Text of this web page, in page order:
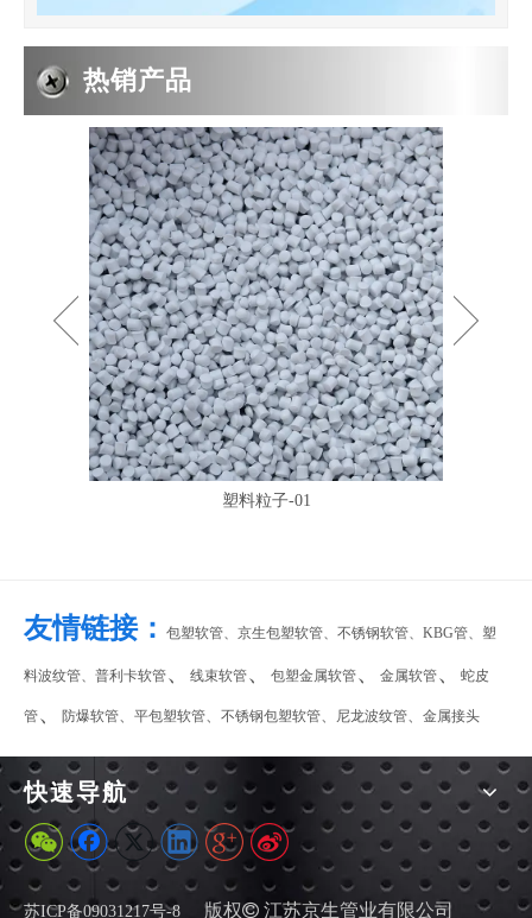
2019-05-05
PE波纹管PP软管的系数
PP波纹管 象研究梁的变形一样,我们从纯弯曲的情况着手,假设弯
2019-05-05
PE波纹管PP软管的补偿器
热销产品
塑料粒子-01
友情链接： 包塑软管、 京生包塑软管 不锈钢软管 KBG管 塑
料波纹管 普利卡软管、 线束软管、 包塑金属软管、 金属软管、 蛇皮
管、 防爆软管 平包塑软管 不锈钢包塑软管 尼龙波纹管 金属接头
快速导航
苏ICP备09031217号-8 版权 江苏京生管业有限公司